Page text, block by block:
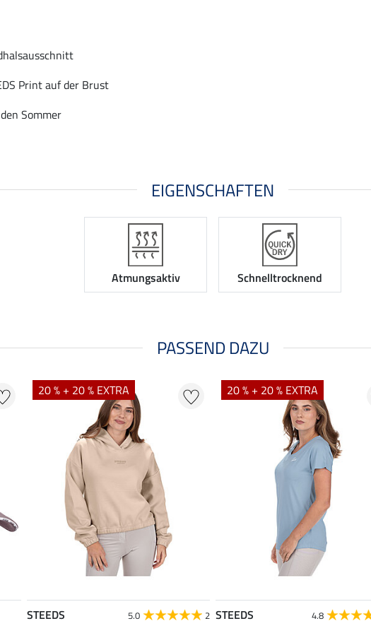
Print auf der Brust
Sommer
EIGENSCHAFTEN
Atmungsaktiv Schnelltrocknend
PASSEND DAZU
20 % + 20 % EXTRA
STEEDS 5.0 2
20 % + 20 % EXTRA
STEEDS 4.8